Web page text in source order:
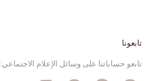
تابعونا
تابعو حساباتنا على وسائل الإعلام الاجتماعي: